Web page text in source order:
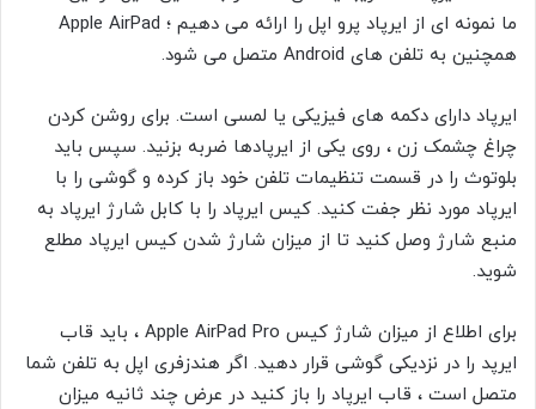
ما نمونه ای از ایرپاد پرو
اپل را ارائه می دهیم ؛ Apple AirPad
همچنین به تلفن های Android متصل می شود.
ایرپاد دارای دکمه های فیزیکی یا لمسی است. برای روشن کردن
چراغ چشمک زن ، روی یکی از ایرپادها ضربه بزنید. سپس باید
بلوتوث را در قسمت تنظیمات تلفن خود باز کرده و گوشی را با
ایرپاد مورد نظر جفت کنید. کیس ایرپاد را با کابل شارژ ایرپاد به
منبع شارژ وصل کنید تا از میزان شارژ شدن کیس ایرپاد مطلع
شوید.
برای اطلاع از میزان شارژ کیس Apple AirPad Pro ، باید قاب
ایرپد را در نزدیکی گوشی قرار دهید. اگر هندزفری اپل به تلفن شما
متصل است ، قاب ایرپاد را باز کنید در عرض چند ثانیه میزان